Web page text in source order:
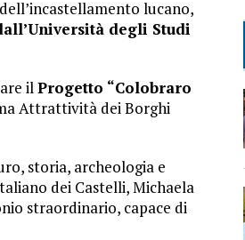
lucano,
degli Studi
ilProgetto “Colobraro
Attrattività dei Borghi
storia, archeologia e
dei Castelli, Michaela
straordinario, capace di